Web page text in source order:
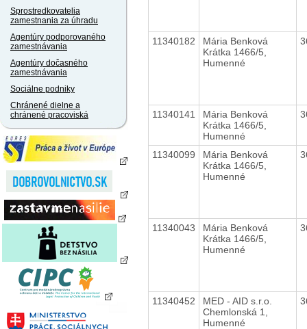
Sprostredkovatelia
zamestnania za úhradu
Agentúry podporovaného
zamestnávania
Agentúry dočasného
zamestnávania
Sociálne podniky
Chránené dielne a
chránené pracoviská
11340182
Mária Benková
Krátka 1466/5,
Humenné
11340141
Mária Benková
Krátka 1466/5,
Humenné
11340099
Mária Benková
Krátka 1466/5,
Humenné
11340043
Mária Benková
Krátka 1466/5,
Humenné
11340452
MED - AID s.r.o.
Chemlonská 1,
Humenné